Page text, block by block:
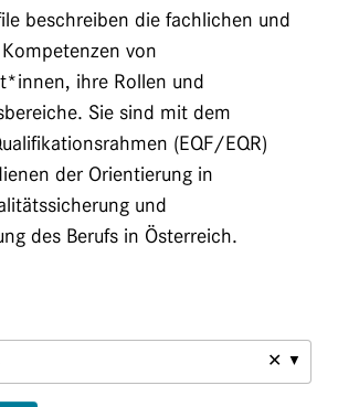
beschreiben die fachlichen und
von
ihre Rollen und
Sie sind mit dem
(EQF/EQR)
der Orientierung in
und
des Berufs in Österreich.
✕